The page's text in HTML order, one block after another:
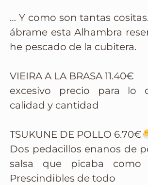
… Y como son tantas
ábrame esta Alhambra
he pescado de la cubitera.
VIEIRA A LA BRASA 11.40€
excesivo precio para lo
calidad y cantidad
TSUKUNE DE POLLO 6.70€
Dos pedacillos enanos de
salsa que picaba como
Prescindibles de todo